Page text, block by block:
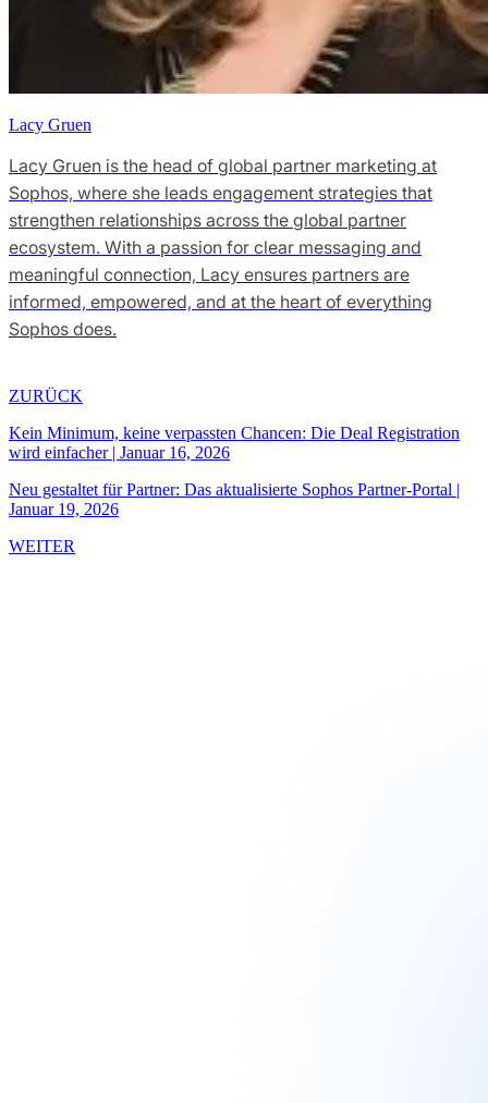
Lacy Gruen
Lacy Gruen is the head of global partner marketing at
Sophos, where she leads engagement strategies that
strengthen relationships across the global partner
ecosystem. With a passion for clear messaging and
meaningful connection, Lacy ensures partners are
informed, empowered, and at the heart of everything
Sophos does.
ZURÜCK
Kein Minimum, keine verpassten Chancen: Die Deal Registration
wird einfacher| Januar 16, 2026
Neu gestaltet für Partner: Das aktualisierte Sophos Partner-Portal |
Januar 19, 2026
WEITER